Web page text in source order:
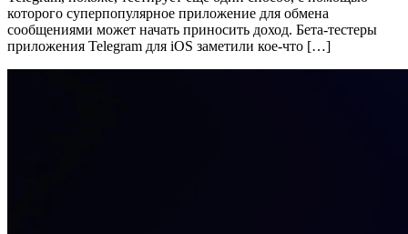
которого суперпопулярное приложение для обмена
сообщениями может начать приносить доход. Бета-тестеры
приложения Telegram для iOS заметили кое-что […]